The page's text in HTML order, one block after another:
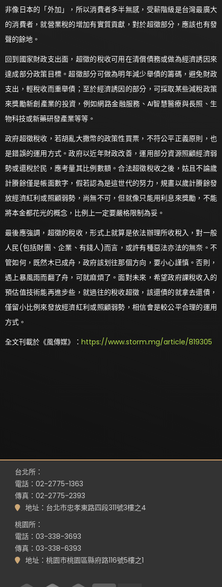
非像日本的「外加」，所以消費者多半無感，受薪階級是台灣最廣大
的消費者，就營業稅的增加有實質貢獻，對於超徵部分，應該也有發
聲的餘地。
回到國家財政支出面，超徵的稅收可用在清償債務或做為經濟誘因來
達成部分政策目標。超徵部分可做為明年減少舉債的籌碼，避免財政
支出，輕稅收而重舉債；至於經濟誘因的部分，可採取某些減稅政策
來獎勵新創產業的投資，例如網路金融服務、AI智慧醫療與長照、生
物科技或新藥研發產業等等。
政府超徵稅收，若胡亂大撒幣的政策性買票，不符公平正義原則，也
是錯誤的運用方式。政府以近年財政改善，運用部分資源照顧經濟弱
勢或還稅於民，應考量其比例數額。合法超徵稅收之後，姑且不論歲
計賸餘僅是帳面數字，假若認為是這世代的努力，規畫以歲計賸餘發
放經濟紅利或照顧弱勢，尚無不可，但就像只能用利息來獎勵，不能
將本金都花光的概念，比例上一定要嚴格限制為妥。
最後應強調，超徵的稅收，形式上就算是依法辦理所收稅入，對一般
人民(包括財團、企業、有錢人)而言，或許有種惡法亦法的無奈。不
管如何，既然木已成舟，政府該划往那個方向，要小心謹慎。否則，
遇上暴風雨而翻了舟，可就麻煩了。面對未來，希望政府課稅收入的
預估值技術能再進步些，就過往的稅收超徵，該還債的就拿去還債，
僅留小比例來發放經濟紅利或照顧弱勢，相信會是較公平合理的運用
方式。
全文刊載於《風傳媒》： https://www.storm.mg/article/819305
台北所：
電話：02-2775-1363
傳真：02-2775-2393
地址：台北市忠孝東路四段311號3樓之4
桃園所：
電話：03-338-3693
傳真：03-338-6393
地址：桃園市桃園區縣府路116號5樓之1